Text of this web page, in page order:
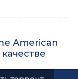
American